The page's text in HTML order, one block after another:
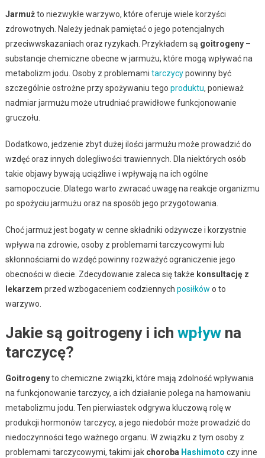
Jarmużto niezwykłe warzywo, które oferuje wiele korzyści
zdrowotnych. Należy jednak pamiętać o jego potencjalnych
przeciwwskazaniach oraz ryzykach. Przykładem są goitrogeny–
substancje chemiczne obecne w jarmużu, które mogą wpływać na
metabolizm jodu. Osoby z problemami tarczycypowinny być
szczególnie ostrożne przy spożywaniu tego produktu, ponieważ
nadmiar jarmużu może utrudniać prawidłowe funkcjonowanie
gruczołu.
Dodatkowo, jedzenie zbyt dużej ilości jarmużu może prowadzić do
wzdęć oraz innych dolegliwości trawiennych. Dla niektórych osób
takie objawy bywają uciążliwe i wpływają na ich ogólne
samopoczucie. Dlatego warto zwracać uwagę na reakcje organizmu
po spożyciu jarmużu oraz na sposób jego przygotowania.
Choć jarmuż jest bogaty w cenne składniki odżywcze i korzystnie
wpływa na zdrowie, osoby z problemami tarczycowymi lub
skłonnościami do wzdęć powinny rozważyć ograniczenie jego
obecności w diecie. Zdecydowanie zaleca się także konsultację z
lekarzem przed wzbogaceniem codziennych posiłków o to
warzywo.
Jakie są goitrogeny i ich wpływna
tarczycę?
Goitrogenyto chemiczne związki, które mają zdolność wpływania
na funkcjonowanie tarczycy, a ich działanie polega na hamowaniu
metabolizmu jodu. Ten pierwiastek odgrywa kluczową rolę w
produkcji hormonów tarczycy, a jego niedobór może prowadzić do
niedoczynności tego ważnego organu. W związku z tym osoby z
problemami tarczycowymi, takimi jak choroba Hashimoto czy inne